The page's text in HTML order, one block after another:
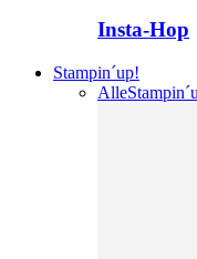
Insta-Hop
Stampin´up!
Alle